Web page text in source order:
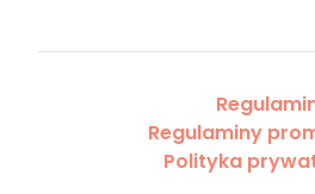
Regulaminy
Polityka